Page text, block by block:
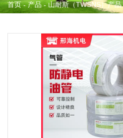
首页-产品 -山耐斯（TWSNS）产品